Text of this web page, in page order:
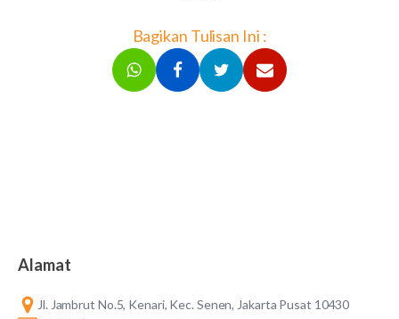
Bagikan Tulisan Ini :
Alamat
Jl. Jambrut No.5, Kenari, Kec. Senen, Jakarta Pusat 10430